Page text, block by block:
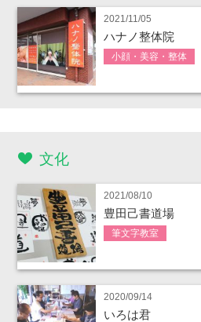
2021/11/05
ハナノ整体院
小顔・美容・整体
文化
2021/08/10
豊田己書道場
筆文字教室
2020/09/14
いろは君